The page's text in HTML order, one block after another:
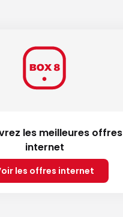
les meilleures offres
internet
les offres internet